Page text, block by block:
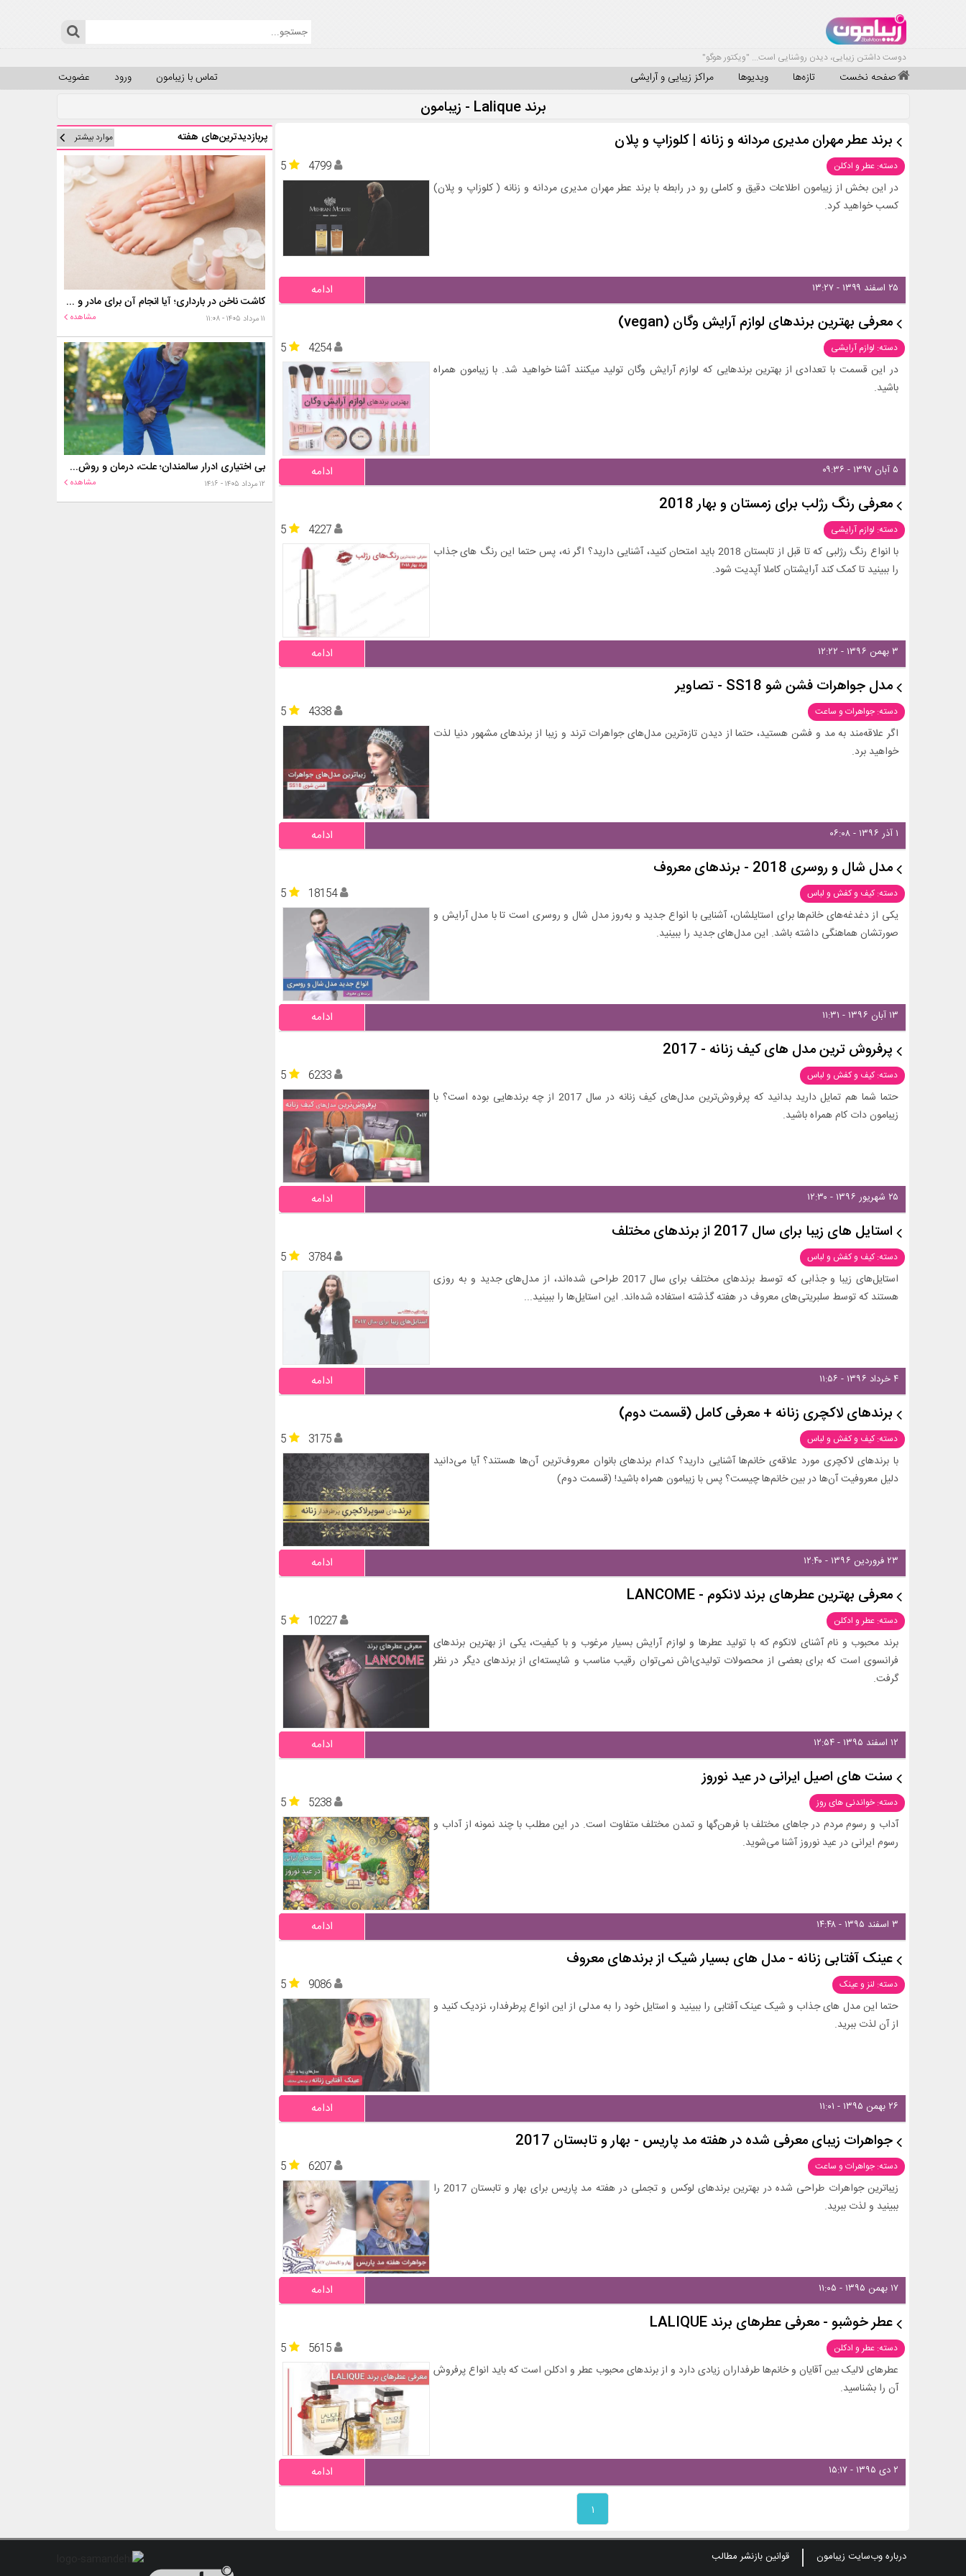
دوست داشتن زیبایی، دیدن روشنایی است... "ویکتور هوگو"
صفحه نخست تازه‌ها ویدیوها مراکز زیبایی و آرایشی عضویت ورود تماس با زیبامون
برند Lalique - زیبامون
برند عطر مهران مدیری مردانه و زنانه | کلوزاپ و پلان
دسته: عطر و ادکلن 5
4799
در این بخش از زیبامون اطلاعات دقیق و کاملی رو در رابطه با برند عطر مهران مدیری مردانه و زنانه ( کلوزاپ و پلان)
کسب خواهید کرد.
۲۵ اسفند ۱۳۹۹ - ۱۳:۲۷ ادامه
معرفی بهترین برندهای لوازم آرایش وگان (vegan)
دسته: لوازم آرایشی 5
4254
در این قسمت با تعدادی از بهترین برندهایی که لوازم آرایش وگان تولید میکنند آشنا خواهید شد. با زیبامون همراه
باشید.
۵ آبان ۱۳۹۷ - ۰۹:۳۶ ادامه
معرفی رنگ رژلب برای زمستان و بهار 2018
دسته: لوازم آرایشی 5
4227
با انواع رنگ رژلبی که تا قبل از تابستان 2018 باید امتحان کنید، آشنایی دارید؟ اگر نه، پس حتما این رنگ های جذاب
را ببینید تا کمک کند آرایشتان کاملا آپدیت شود.
۳ بهمن ۱۳۹۶ - ۱۲:۲۲ ادامه
مدل جواهرات فشن شو SS18 - تصاویر
دسته: جواهرات و ساعت 5
4338
اگر علاقه‌مند به مد و فشن هستید، حتما از دیدن تازه‌ترین مدل‌های جواهرات ترند و زیبا از برندهای مشهور دنیا لذت
خواهید برد.
۱ آذر ۱۳۹۶ - ۰۶:۰۸ ادامه
مدل شال و روسری 2018 - برندهای معروف
دسته: کیف و کفش و لباس 5
18154
یکی از دغدغه‌های خانم‌ها برای استایلشان، آشنایی با انواع جدید و به‌روز مدل شال و روسری است تا با مدل آرایش و
صورتشان هماهنگی داشته باشد. این مدل‌های جدید را ببینید.
۱۳ آبان ۱۳۹۶ - ۱۱:۳۱ ادامه
پرفروش ترین مدل های کیف زنانه - 2017
دسته: کیف و کفش و لباس 5
6233
حتما شما هم تمایل دارید بدانید که پرفروش‌ترین مدل‌های کیف زنانه در سال 2017 از چه برندهایی بوده است؟ با
زیبامون دات کام همراه باشید.
۲۵ شهریور ۱۳۹۶ - ۱۲:۳۰ ادامه
استایل های زیبا برای سال 2017 از برندهای مختلف
دسته: کیف و کفش و لباس 5
3784
استایل‌های زیبا و جذابی که توسط برندهای مختلف برای سال 2017 طراحی شده‌اند، از مدل‌های جدید و به روزی
هستند که توسط سلبریتی‌های معروف در هفته گذشته استفاده شده‌اند. این استایل‌ها را ببینید...
۴ خرداد ۱۳۹۶ - ۱۱:۵۶ ادامه
برندهای لاکچری زنانه + معرفی کامل (قسمت دوم)
دسته: کیف و کفش و لباس 5
3175
با برندهای لاکچری مورد علاقه‌ی خانم‌ها آشنایی دارید؟ کدام برندهای بانوان معروف‌ترین آن‌ها هستند؟ آیا می‌دانید
دلیل معروفیت آن‌ها در بین خانم‌ها چیست؟ پس با زیبامون همراه باشید! (قسمت دوم)
۲۳ فروردین ۱۳۹۶ - ۱۲:۴۰ ادامه
معرفی بهترین عطرهای برند لانکوم - LANCOME
دسته: عطر و ادکلن 5
10227
برند محبوب و نام‌ آشنای لانکوم که با تولید عطرها و لوازم آرایش بسیار مرغوب و با کیفیت، یکی از بهترین برندهای
فرانسوی است که برای بعضی از محصولات تولیدی‌اش نمی‌توان رقیب مناسب و شایسته‌ای از برندهای دیگر در نظر
گرفت.
۱۲ اسفند ۱۳۹۵ - ۱۲:۵۴ ادامه
سنت‌ های اصیل ایرانی در عید نوروز
دسته: خواندنی های روز 5
5238
آداب و رسوم مردم در جاهای مختلف با فرهن‌گها و تمدن مختلف متفاوت است. در این مطلب با چند نمونه از آداب و
رسوم ایرانی در عید نوروز آشنا می‌شوید.
۳ اسفند ۱۳۹۵ - ۱۴:۴۸ ادامه
عینک آفتابی زنانه - مدل های بسیار شیک از برندهای معروف
دسته: لنز و عینک 5
9086
حتما این مدل های جذاب و شیک عینک آفتابی را ببینید و استایل خود را به مدلی از این انواع پرطرفدار، نزدیک کنید و
از آن لذت ببرید.
۲۶ بهمن ۱۳۹۵ - ۱۱:۰۱ ادامه
جواهرات زیبای معرفی شده در هفته مد پاریس - بهار و تابستان 2017
دسته: جواهرات و ساعت 5
6207
زیباترین جواهرات طراحی شده در بهترین برندهای لوکس و تجملی در هفته مد پاریس برای بهار و تابستان 2017 را
ببینید و لذت ببرید.
۱۷ بهمن ۱۳۹۵ - ۱۱:۰۵ ادامه
عطر خوشبو - معرفی عطرهای برند LALIQUE
دسته: عطر و ادکلن 5
5615
عطرهای لالیک بین آقایان و خانم‌ها طرفداران زیادی دارد و از برندهای محبوب عطر و ادکلن است که باید انواع پرفروش
آن را بشناسید.
۲ دی ۱۳۹۵ - ۱۵:۱۷ ادامه
۱
پربازدیدترین‌های هفته موارد بیشتر
کاشت ناخن در بارداری؛ آیا انجام آن برای مادر و جنین خطر دارد؟
۱۱ مرداد ۱۴۰۵ - ۱۱:۰۸ مشاهده
بی اختیاری ادرار سالمندان؛ علت، درمان و روش‌های کنترل در منزل
۱۲ مرداد ۱۴۰۵ - ۱۴:۱۶ مشاهده
درباره وب‌سایت زیبامون
قوانین بازنشر مطالب